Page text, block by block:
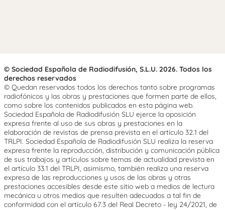
© Sociedad Española de Radiodifusión, S.L.U. 2026. Todos los
derechos reservados
© Quedan reservados todos los derechos tanto sobre programas
radiofónicos y las obras y prestaciones que formen parte de ellos,
como sobre los contenidos publicados en esta página web.
Sociedad Española de Radiodifusión SLU ejerce la oposición
expresa frente al uso de sus obras y prestaciones en la
elaboración de revistas de prensa prevista en el artículo 32.1 del
TRLPI. Sociedad Española de Radiodifusión SLU realiza la reserva
expresa frente la reproducción, distribución y comunicación pública
de sus trabajos y artículos sobre temas de actualidad prevista en
el artículo 33.1 del TRLPI, asimismo, también realiza una reserva
expresa de las reproducciones y usos de las obras y otras
prestaciones accesibles desde este sitio web a medios de lectura
mecánica u otros medios que resulten adecuados a tal fin de
conformidad con el artículo 67.3 del Real Decreto - ley 24/2021, de